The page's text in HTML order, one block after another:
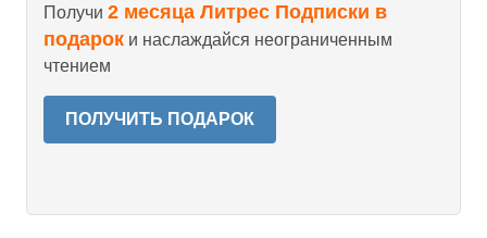
Получи 2 месяца Литрес Подписки в
подарок и наслаждайся неограниченным
чтением
ПОЛУЧИТЬ ПОДАРОК